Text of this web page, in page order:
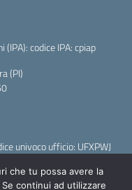
codice IPA: cpiap
(PI)
univoco ufficio: UFXPWJ
che tu possa avere la
continui ad utilizzare